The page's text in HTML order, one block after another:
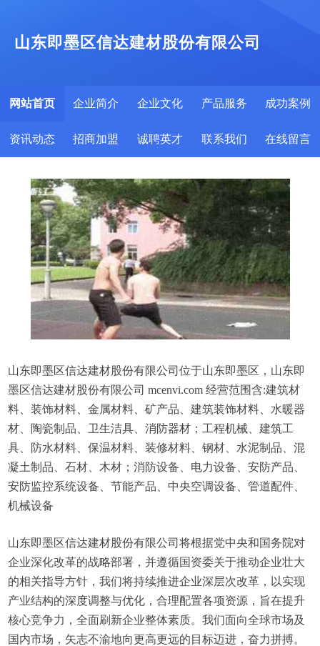
山东即墨区信达建材股份有限公司
网站首页 企业简介 企业文化 产品服务 成功案例
资讯动态 招商加盟 诚聘英才 联系我们 在线留言
山东即墨区信达建材股份有限公司位于山东即墨区，山东即
墨区信达建材股份有限公司 mcenvi.com 经营范围含:建筑材
料、装饰材料、金属材料、矿产品、建筑装饰材料、水暖器
材、陶瓷制品、卫生洁具、消防器材；工程机械、建筑工
具、防水材料、保温材料、装修材料、钢材、水泥制品、混
凝土制品、石材、木材；消防设备、电力设备、安防产品、
安防监控系统设备、节能产品、中央空调设备、管道配件、
机械设备
山东即墨区信达建材股份有限公司将根据党中央和国务院对
企业深化改革的战略部署，并遵循国资委关于推动企业壮大
的相关指导方针，我们将持续推进企业深层次改革，以实现
产业结构的深度调整与优化，合理配置各项资源，旨在提升
核心竞争力，全面刷新企业整体素质。我们面向全球市场及
国内市场，矢志不渝地向更高更远的目标迈进，奋力拼搏。